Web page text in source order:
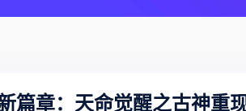
篇章：天命觉醒之古神重